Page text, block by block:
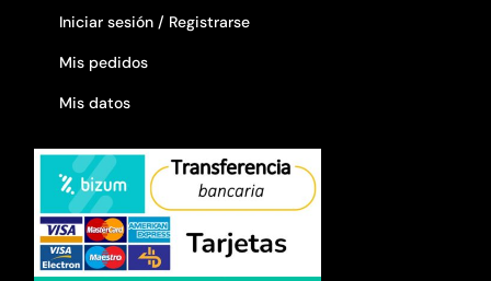
Iniciar sesión / Registrarse
Mis pedidos
Mis datos